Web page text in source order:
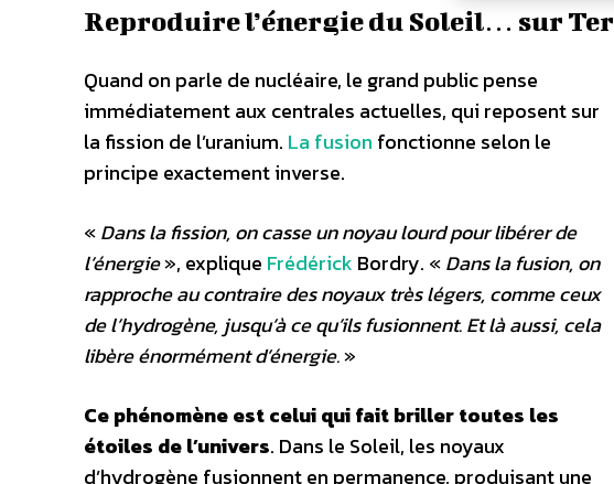
Reproduire l’énergie du Soleil… sur
Quand on parle de nucléaire, le grand public pense
immédiatement aux centrales actuelles, qui reposent sur
la fission de l’uranium. La fusion fonctionne selon le
principe exactement inverse.
«Dans la fission, on casse un noyau lourd pour libérer de
l’énergie», explique Frédérick Bordry. «Dans la fusion, on
rapproche au contraire des noyaux très légers, comme ceux
de l’hydrogène, jusqu’à ce qu’ils fusionnent. Et là aussi, cela
libère énormément d’énergie.»
Ce phénomène est celui qui fait briller toutes les
étoiles de l’univers. Dans le Soleil, les noyaux
d’hydrogène fusionnent en permanence, produisant une